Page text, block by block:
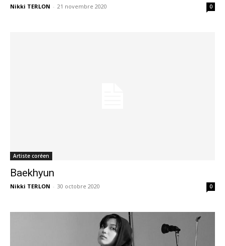
Nikki TERLON - 21 novembre 2020 0
Artiste coréen
Baekhyun
Nikki TERLON - 30 octobre 2020 0